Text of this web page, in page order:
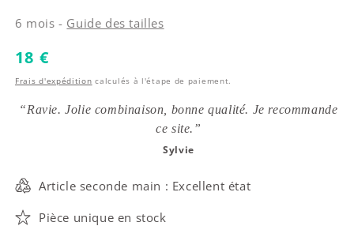
6 mois - Guide des tailles
Prix habituel
18 €
Frais d'expédition calculés à l'étape de paiement.
“Ravie. Jolie combinaison, bonne qualité. Je recommande
ce site.”
Sylvie
Article seconde main : Excellent état
Pièce unique en stock